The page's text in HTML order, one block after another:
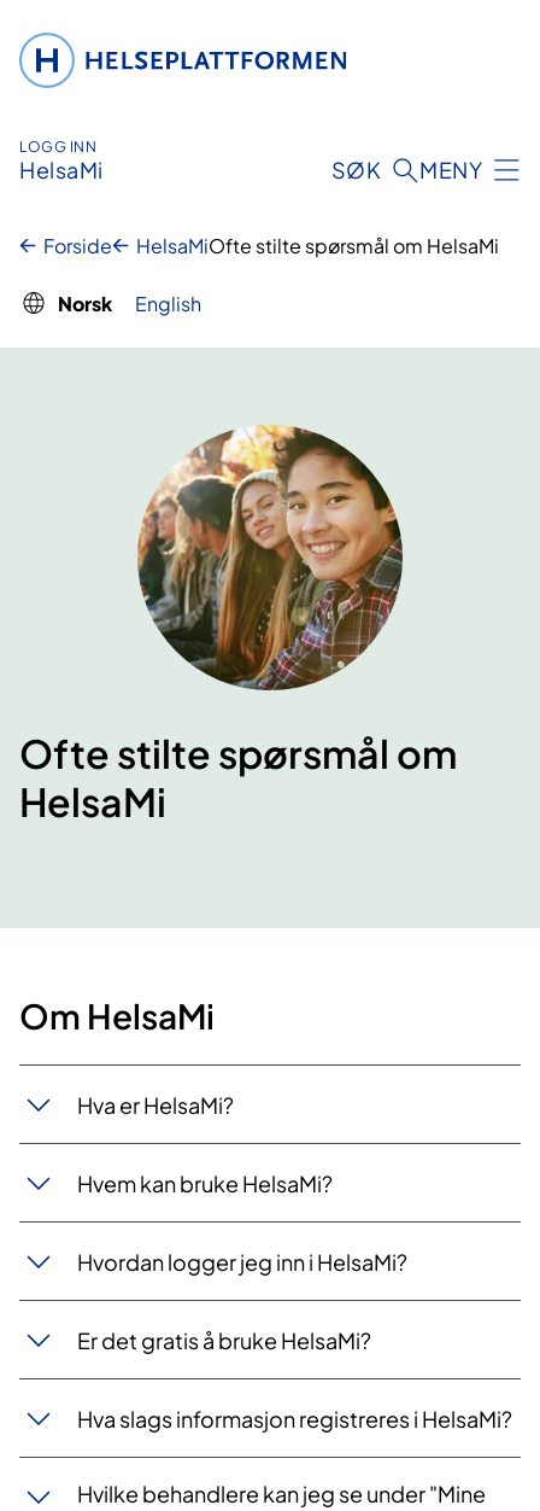
innhold
LOGG INN
HelsaMi SØK MENY
Forside HelsaMiOfte stilte spørsmål om HelsaMi
Norsk English
Ofte stilte spørsmål om
HelsaMi
Om HelsaMi
Hva er HelsaMi?
Hvem kan bruke HelsaMi?
Hvordan logger jeg inn i HelsaMi?
Er det gratis å bruke HelsaMi?
Hva slags informasjon registreres i HelsaMi?
Hvilke behandlere kan jeg se under "Mine